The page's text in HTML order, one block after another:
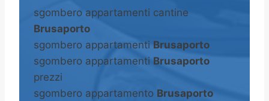
sgombero appartamenti cantine
Brusaporto
sgombero appartamenti Brusaporto
sgombero appartamenti Brusaporto
prezzi
sgombero appartamento Brusaporto